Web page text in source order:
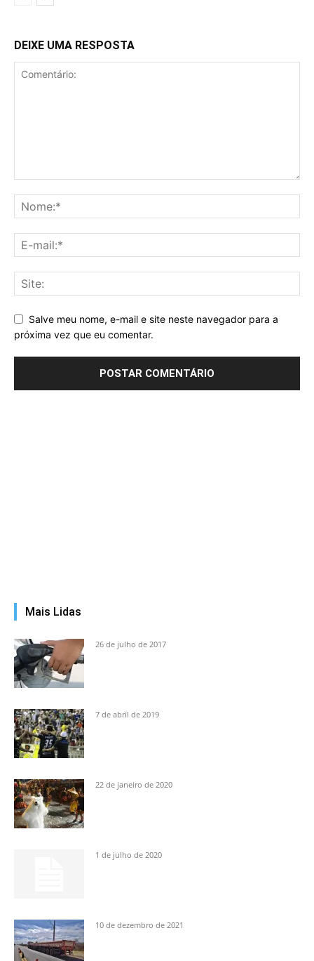
DEIXE UMA RESPOSTA
Salve meu nome, e-mail e site neste navegador para a
próxima vez que eu comentar.
Mais Lidas
26 de julho de 2017
7 de abril de 2019
22 de janeiro de 2020
1 de julho de 2020
10 de dezembro de 2021